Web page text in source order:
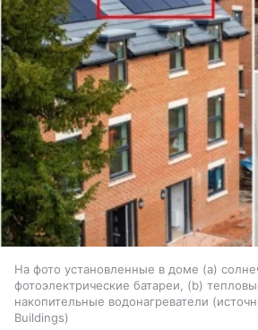
На фото установленные в доме (а)
фотоэлектрические батареи, (b)
накопительные водонагреватели
Buildings